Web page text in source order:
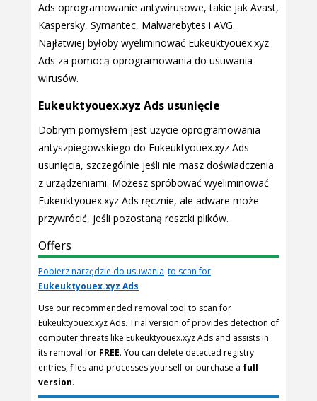
Ads oprogramowanie antywirusowe, takie jak Avast,
Kaspersky, Symantec, Malwarebytes i AVG.
Najłatwiej byłoby wyeliminować Eukeuktyouex.xyz
Ads za pomocą oprogramowania do usuwania
wirusów.
Eukeuktyouex.xyz Ads usunięcie
Dobrym pomysłem jest użycie oprogramowania
antyszpiegowskiego do Eukeuktyouex.xyz Ads
usunięcia, szczególnie jeśli nie masz doświadczenia
z urządzeniami. Możesz spróbować wyeliminować
Eukeuktyouex.xyz Ads ręcznie, ale adware może
przywrócić, jeśli pozostaną resztki plików.
Offers
Pobierz narzędzie do usuwania to scan for
Eukeuktyouex.xyz Ads
Use our recommended removal tool to scan for
Eukeuktyouex.xyz Ads. Trial version of provides detection of
computer threats like Eukeuktyouex.xyz Ads and assists in
its removal for FREE. You can delete detected registry
entries, files and processes yourself or purchase a full
version.